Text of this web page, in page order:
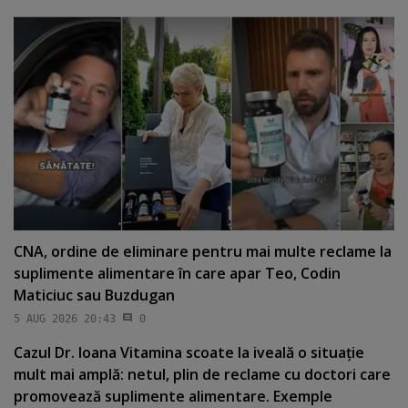
CNA, ordine de eliminare pentru mai multe reclame la
suplimente alimentare în care apar Teo, Codin
Maticiuc sau Buzdugan
5 AUG 2026 20:43 0
Cazul Dr. Ioana Vitamina scoate la iveală o situaţie
mult mai amplă: netul, plin de reclame cu doctori care
promovează suplimente alimentare. Exemple